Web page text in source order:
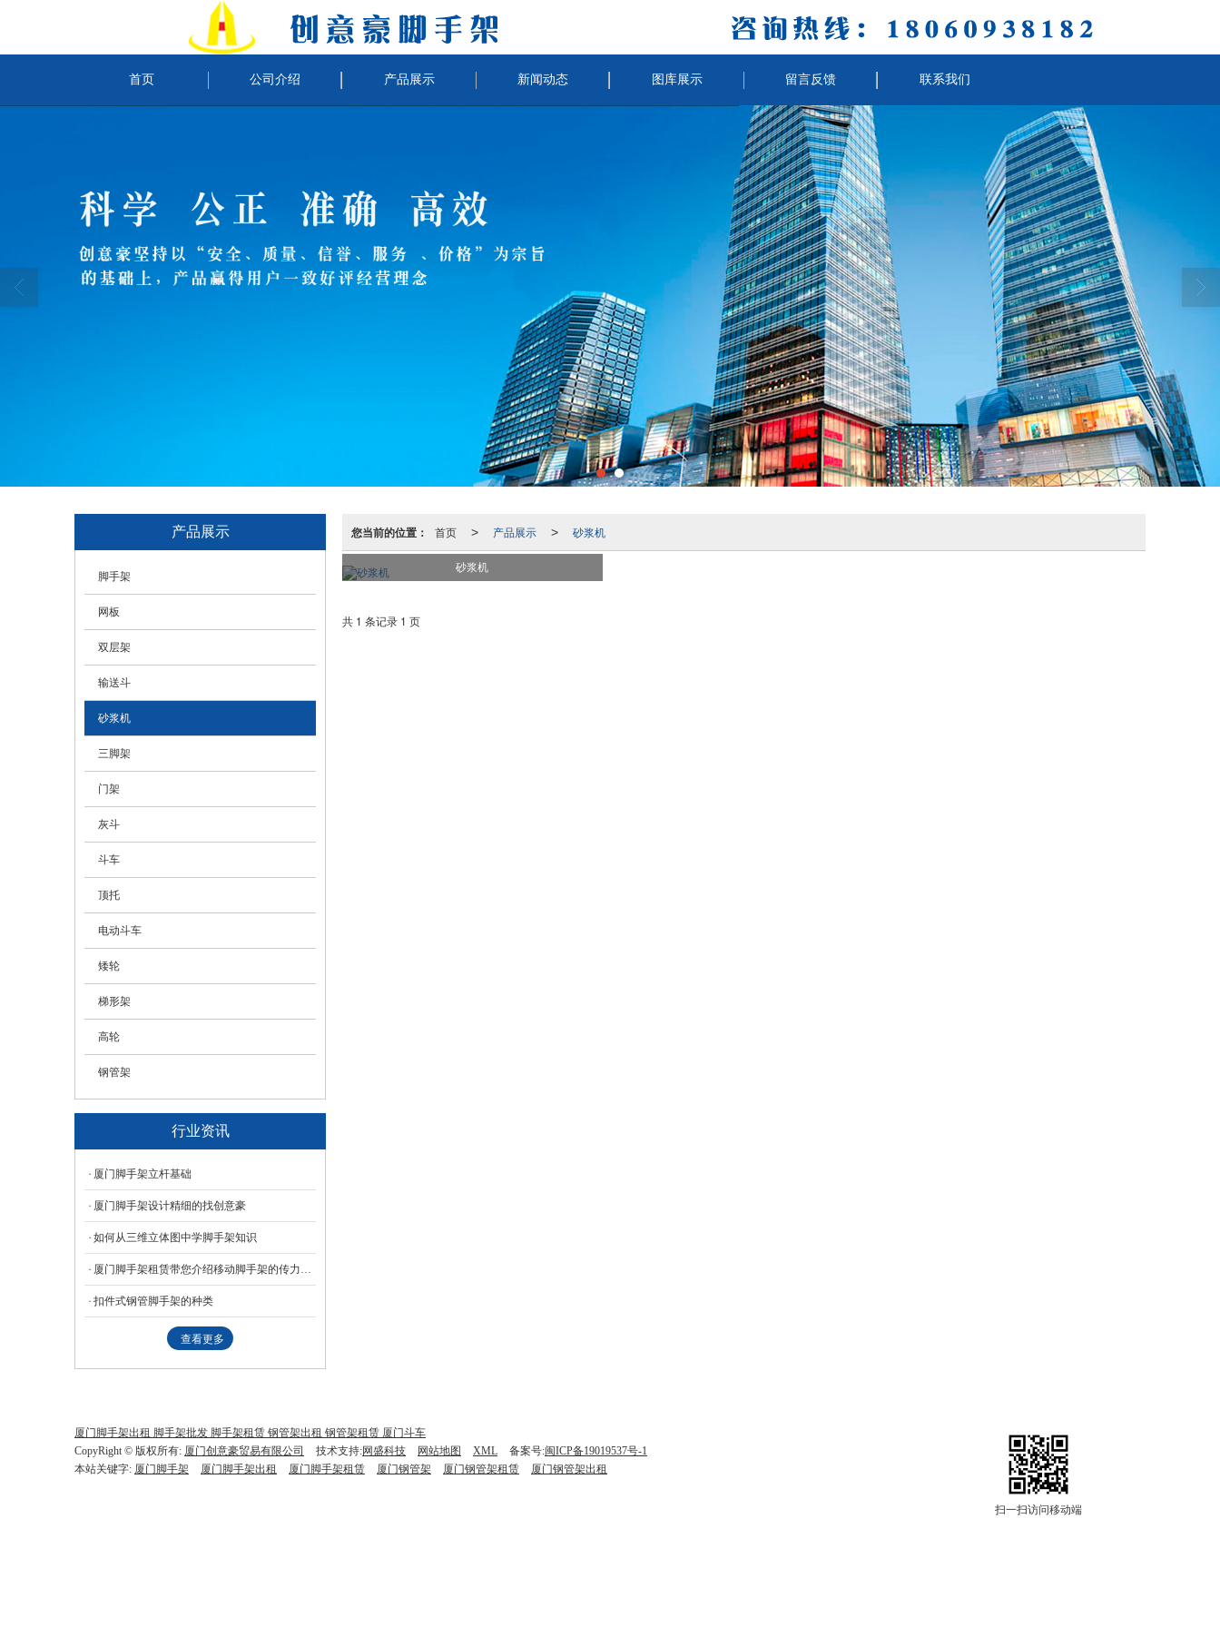
首页 公司介绍 产品展示 新闻动态 图库展示 留言反馈 联系我们
您当前的位置： 首页 > 产品展示 > 砂浆机
砂浆机
共 1 条记录 1 页
产品展示
脚手架
网板
双层架
输送斗
砂浆机
三脚架
门架
灰斗
斗车
顶托
电动斗车
矮轮
梯形架
高轮
钢管架
行业资讯
厦门脚手架立杆基础
厦门脚手架设计精细的找创意豪
如何从三维立体图中学脚手架知识
厦门脚手架租赁带您介绍移动脚手架的传力方式
扣件式钢管脚手架的种类
查看更多
厦门脚手架出租 脚手架批发 脚手架租赁 钢管架出租 钢管架租赁 厦门斗车
CopyRight © 版权所有: 厦门创意豪贸易有限公司 技术支持:网盛科技 网站地图 XML 备案号:闽ICP备19019537号-1
本站关键字: 厦门脚手架 厦门脚手架出租 厦门脚手架租赁 厦门钢管架 厦门钢管架租赁 厦门钢管架出租
扫一扫访问移动端